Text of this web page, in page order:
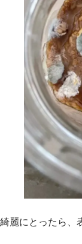
綺麗にとったら、